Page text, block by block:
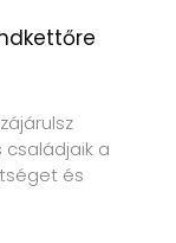
családjaik a
és